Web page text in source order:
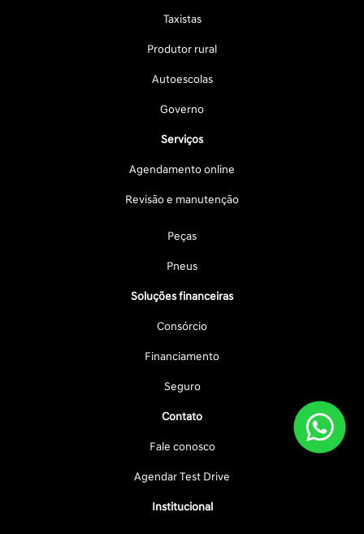
Taxistas
Produtor rural
Autoescolas
Governo
Serviços
Agendamento online
Revisão e manutenção
Peças
Pneus
Soluções financeiras
Consórcio
Financiamento
Seguro
Contato
Fale conosco
Agendar Test Drive
Institucional